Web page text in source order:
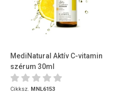
MediNatural Aktív C-vitamin
szérum 30ml
Cikksz. MNL6153